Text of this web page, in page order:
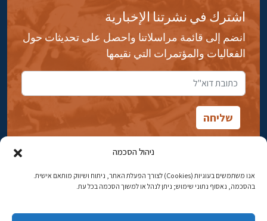
ניהול הסכמה
אנו משתמשים בעוגיות (Cookies) לצורך הפעלת האתר, ניתוח ושיווק מותאם אישית.
בהסכמה, נאסוף נתוני שימוש; ניתן לנהל או למשוך הסכמה בכל עת.
اشترك في نشرتنا الإخبارية
انضم إلى قائمة مراسلاتنا واحصل على تحديثات حول
الفعاليات والمؤتمرات التي نقيمها
شارع ابن جبيرول، رحافيا ١٤ أورشليم - القدس